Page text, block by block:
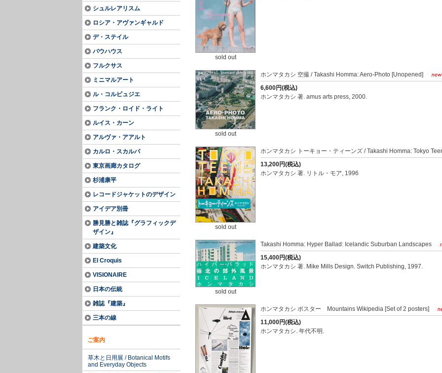
シュルレアリスム
ロシア・アヴァンギャルド
デ・ステイル
バウハウス
フルクサス
ミニマルアート
ル・コルビュジエ
フランク・ロイド・ライト
ルイス・カーン
アルヴァ・アアルト
カルロ・スカルパ
東京画廊カタログ
杉浦康平
レコードジャケットのデザイン
アイデア別冊
勝見勝と雑誌『グラフィックデ
ザイン』
建築文化
El Croquis
VISIONAIRE
日本の伝統
雑誌『建築』
三本の線
ご案内
草木と日用展 / Botanical Motifs
and Everyday Objects
sold out
sold out
ホンマタカシ 空撮 / Takashi Homma: Aero-Photo [Unopened]
6,600円(税込)
ホンマタカシ 著. amus arts press, 2000.
sold out
ホンマタカシ トーキョー・ティーンズ / Takashi Homma: Tokyo
13,200円(税込)
ホンマタカシ 著. リトル・モア, 1996
sold out
Takashi Homma: Hyper Ballad: Icelandic Suburban Landscapes
15,400円(税込)
ホンマタカシ 著. Mike Mills Design. Switch Publishing, 1997.
ホンマタカシ ポスター Mountains Wikipedia [Set of 2 posters]
11,000円(税込)
ホンマタカシ. 年代不明.